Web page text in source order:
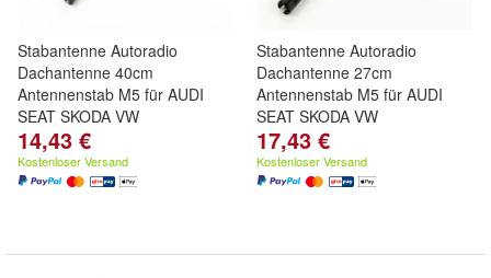
Stabantenne Autoradio
Dachantenne 40cm
Antennenstab M5 für AUDI
SEAT SKODA VW
14,43 €
Kostenloser Versand
Stabantenne Autoradio
Dachantenne 27cm
Antennenstab M5 für AUDI
SEAT SKODA VW
17,43 €
Kostenloser Versand